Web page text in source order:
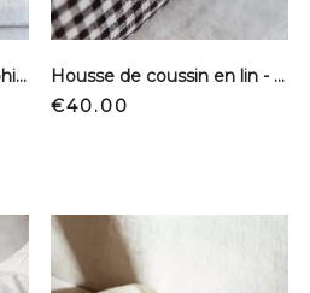
Housse de coussin Seraphine - Zurich
Housse de coussin en lin - Vichy GM
Price
€40.00